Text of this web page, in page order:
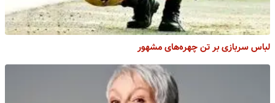
لباس سربازی بر تن چهره‌های مشهور